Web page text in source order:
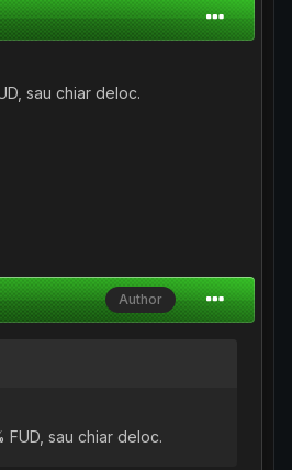
sau chiar deloc.
Author
sau chiar deloc.